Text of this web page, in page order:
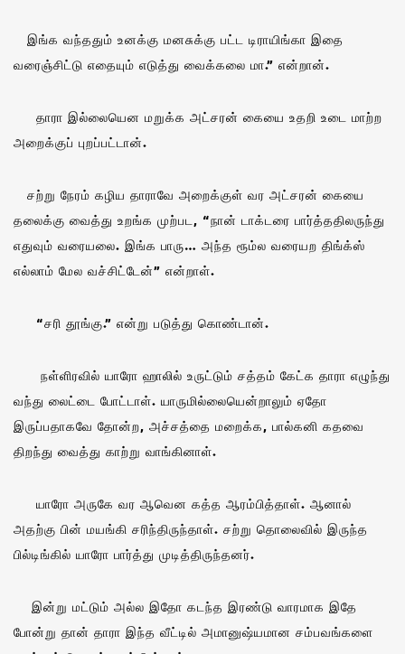
இங்க வந்ததும் உனக்கு மனசுக்கு பட்ட டிராயிங்கா இதை
வரைஞ்சிட்டு எதையும் எடுத்து வைக்கலை மா.” என்றான்.
தாரா இல்லையென மறுக்க அட்சரன் கையை உதறி உடை மாற்ற
அறைக்குப் புறப்பட்டான்.
சற்று நேரம் கழிய தாராவே அறைக்குள் வர அட்சரன் கையை
தலைக்கு வைத்து உறங்க முற்பட, “நான் டாக்டரை பார்த்ததிலருந்து
எதுவும் வரையலை. இங்க பாரு… அந்த ரூம்ல வரையற திங்க்ஸ்
எல்லாம் மேல வச்சிட்டேன்” என்றாள்.
“சரி தூங்கு.” என்று படுத்து கொண்டான்.
நள்ளிரவில் யாரோ ஹாலில் உருட்டும் சத்தம் கேட்க தாரா எழுந்து
வந்து லைட்டை போட்டாள். யாருமில்லையென்றாலும் ஏதோ
இருப்பதாகவே தோன்ற, அச்சத்தை மறைக்க, பால்கனி கதவை
திறந்து வைத்து காற்று வாங்கினாள்.
யாரோ அருகே வர ஆவென கத்த ஆரம்பித்தாள். ஆனால்
அதற்கு பின் மயங்கி சரிந்திருந்தாள். சற்று தொலைவில் இருந்த
பில்டிங்கில் யாரோ பார்த்து முடித்திருந்தனர்.
இன்று மட்டும் அல்ல இதோ கடந்த இரண்டு வாரமாக இதே
போன்று தான் தாரா இந்த வீட்டில் அமானுஷ்யமான சம்பவங்களை